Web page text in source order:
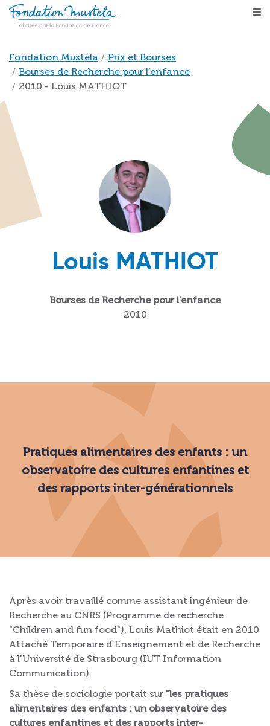
Aller au contenu principal
Fil d'Ariane
Fondation Mustela
Prix et Bourses
Bourses de Recherche pour l’enfance
2010 - Louis MATHIOT
Louis MATHIOT
Bourses de Recherche pour l’enfance
2010
Pratiques alimentaires des enfants : un
observatoire des cultures enfantines et
des rapports inter-générationnels
Après avoir travaillé comme assistant ingénieur de
Recherche au CNRS (Programme de recherche
"Children and fun food"), Louis Mathiot était en 2010
Attaché Temporaire d’Enseignement et de Recherche
à l'Université de Strasbourg (IUT Information
Communication).
Sa thèse de sociologie portait sur "les pratiques
alimentaires des enfants : un observatoire des
cultures enfantines et des rapports inter-